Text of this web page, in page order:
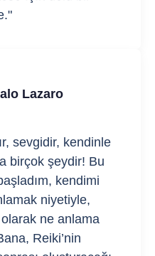
sevgidir, kendinle
birçok şeydir! Bu
kendimi
niyetiyle,
ne anlama
Reiki’nin
Lazaro